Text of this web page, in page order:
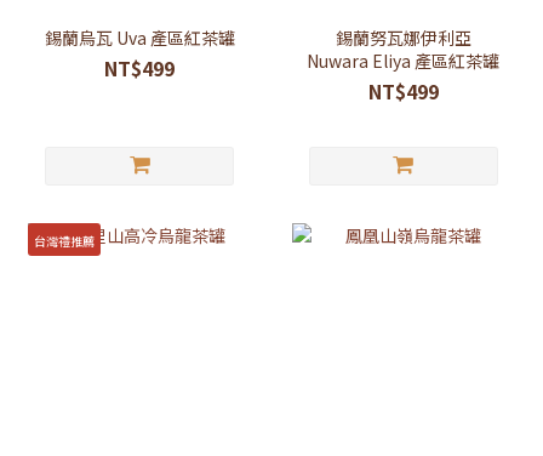
錫蘭烏瓦 Uva 產區紅茶罐
NT$499
錫蘭努瓦娜伊利亞
Nuwara Eliya 產區紅茶罐
NT$499
台灣禮推薦